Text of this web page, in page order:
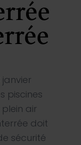
janvier
piscines
air
doit
sécurité